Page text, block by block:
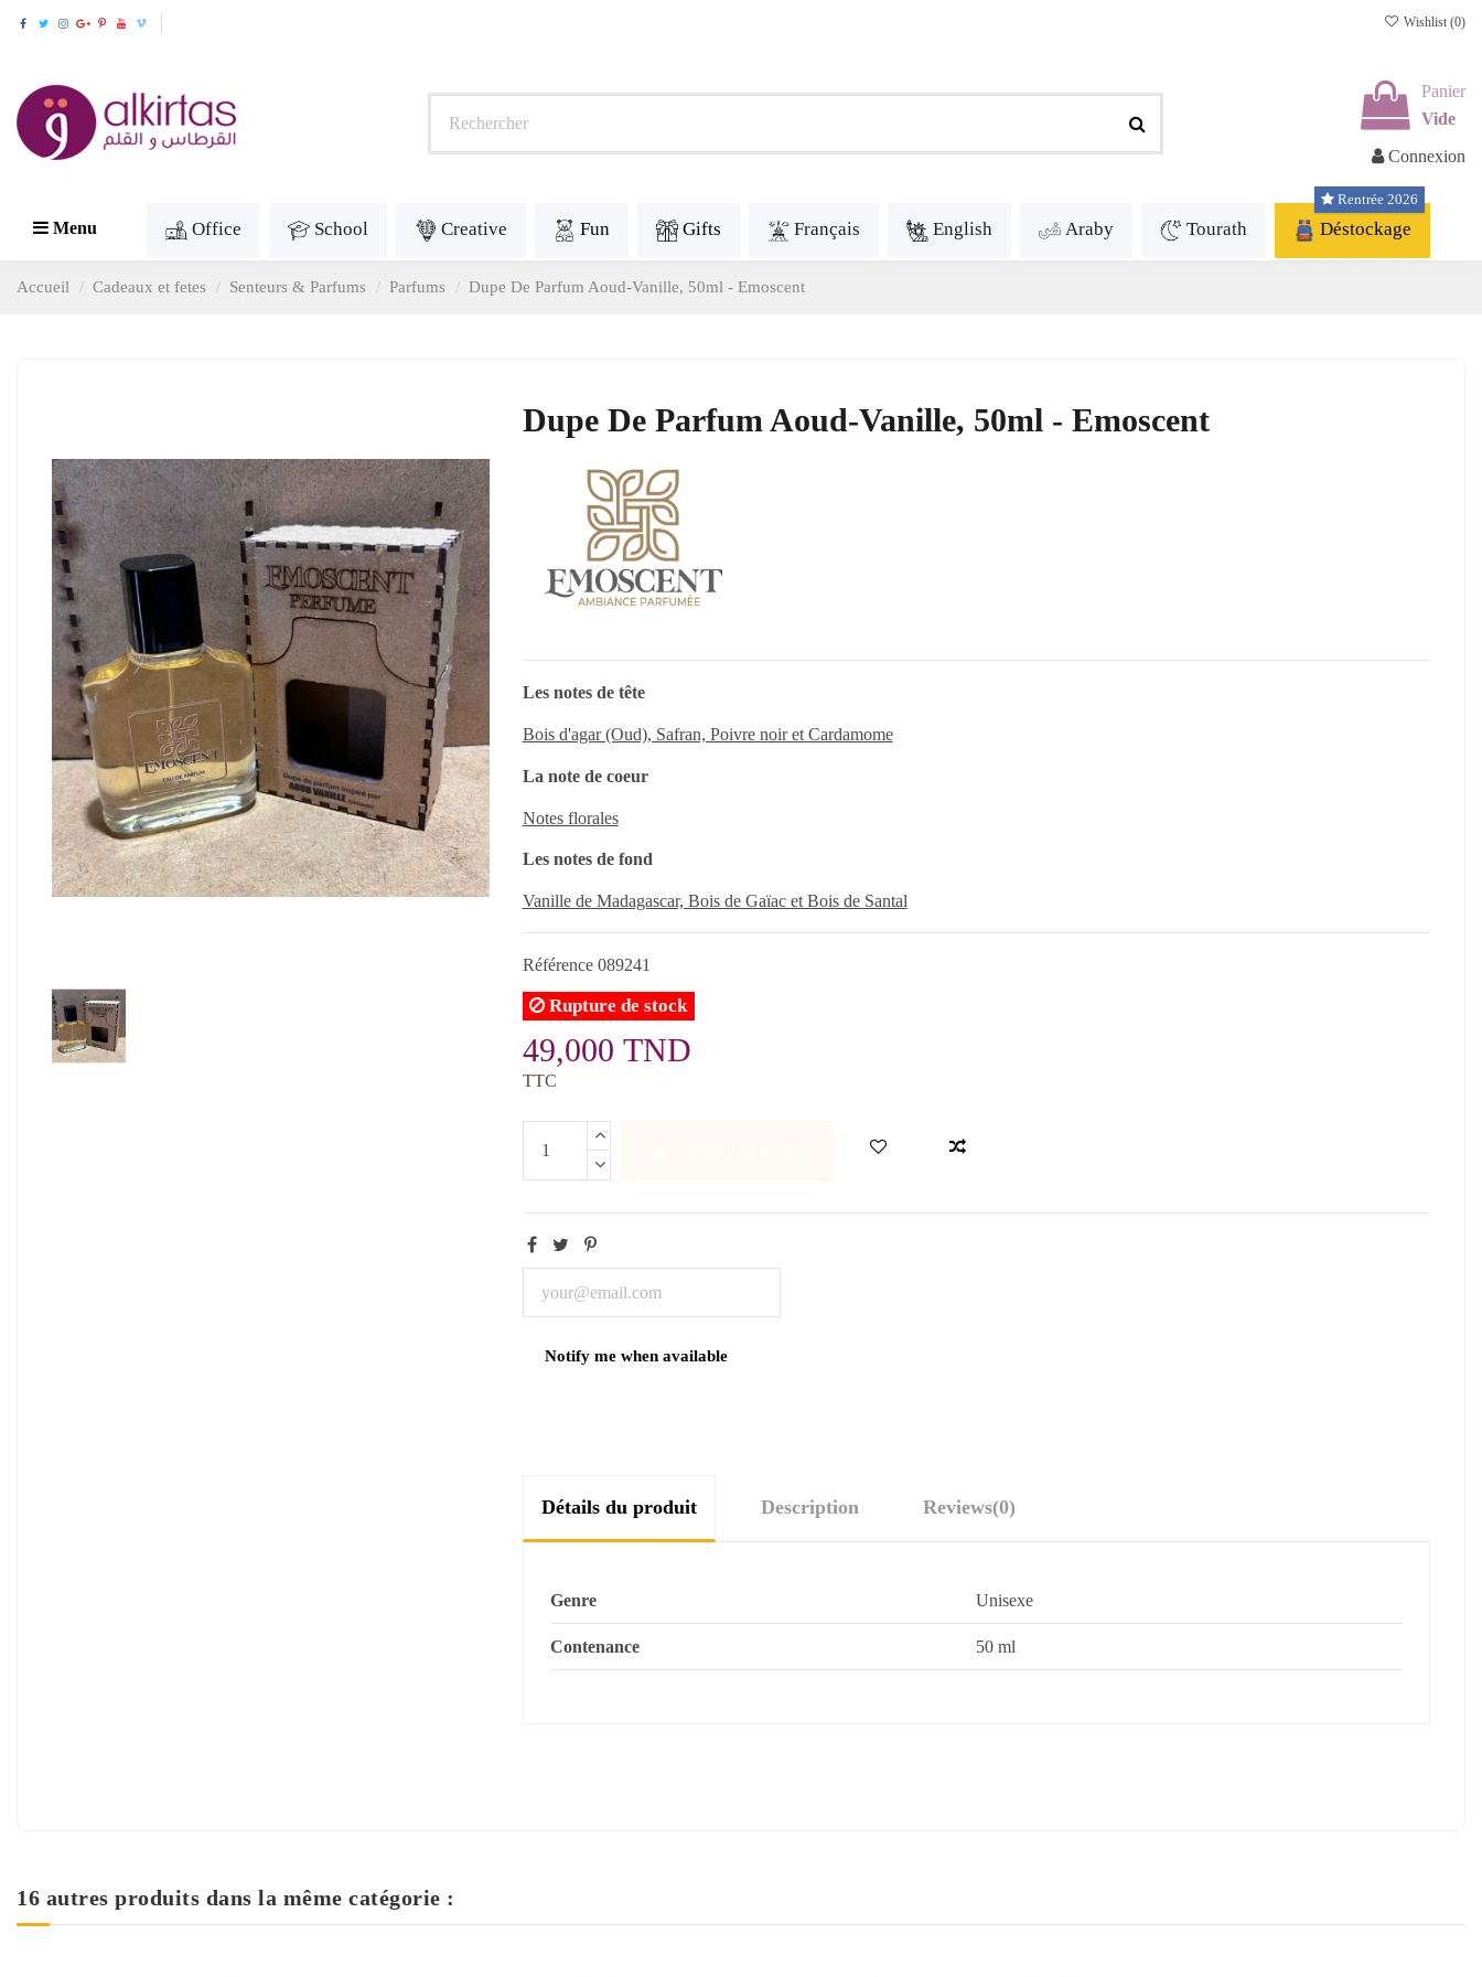
Wishlist (0)
Panier
Vide
Connexion
Menu Office School Creative Fun Gifts Français English Araby Tourath Déstockage
Rentrée 2026
Accueil Cadeaux et fetes Senteurs & Parfums Parfums Dupe De Parfum Aoud-Vanille, 50ml - Emoscent
Dupe De Parfum Aoud-Vanille, 50ml - Emoscent
Les notes de tête
Bois d'agar (Oud), Safran, Poivre noir et Cardamome
La note de coeur
Notes florales
Les notes de fond
Vanille de Madagascar, Bois de Gaïac et Bois de Santal
Référence 089241
Rupture de stock
49,000 TND
TTC
Détails du produit Description Reviews(0)
Genre Unisexe
Contenance 50 ml
16 autres produits dans la même catégorie :